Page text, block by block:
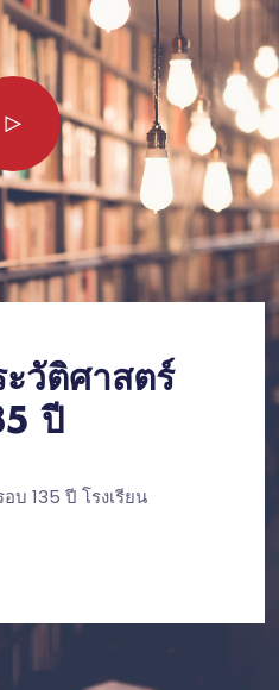
วัติศาสตร์
ปี
บ 135 ปี โรงเรียน